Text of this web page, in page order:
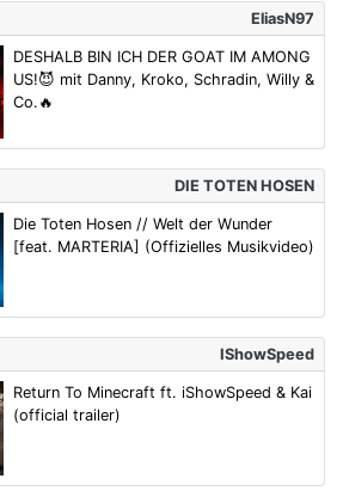
EliasN97
DESHALB BIN ICH DER GOAT IM AMONG
US!😈 mit Danny, Kroko, Schradin, Willy &
Co.🔥
DIE TOTEN HOSEN
Die Toten Hosen // Welt der Wunder
[feat. MARTERIA] (Offizielles Musikvideo)
IShowSpeed
Return To Minecraft ft. iShowSpeed & Kai
(official trailer)